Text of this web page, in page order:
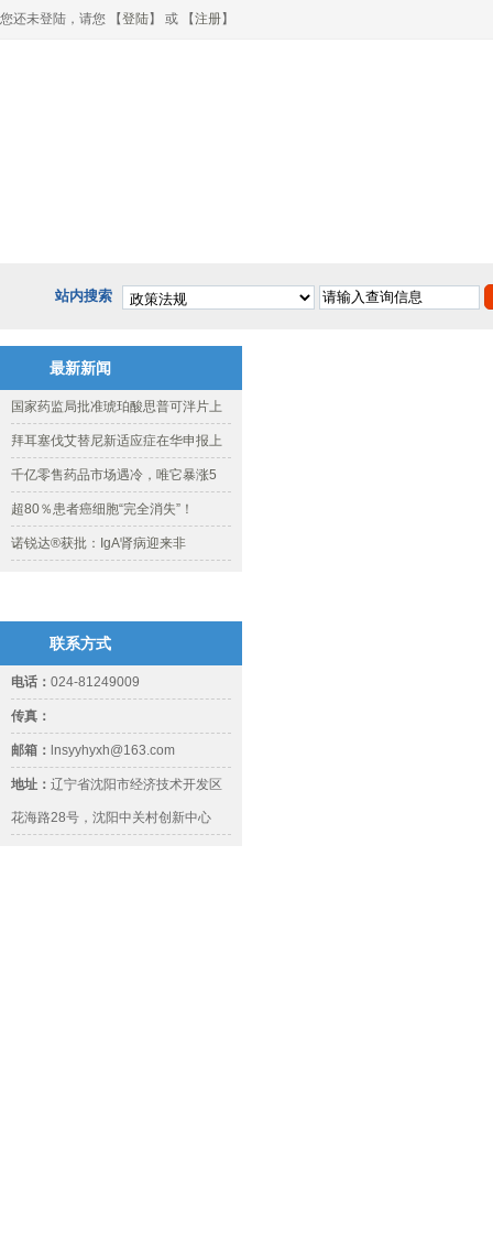
您还未登陆，请您 【登陆】 或 【注册】
站内搜索
最新新闻
国家药监局批准琥珀酸思普可泮片上
拜耳塞伐艾替尼新适应症在华申报上
千亿零售药品市场遇冷，唯它暴涨5
超80％患者癌细胞“完全消失”！
诺锐达®获批：IgA肾病迎来非
联系方式
电话： 024-81249009
传真：
邮箱： lnsyyhyxh@163.com
地址： 辽宁省沈阳市经济技术开发区
花海路28号，沈阳中关村创新中心